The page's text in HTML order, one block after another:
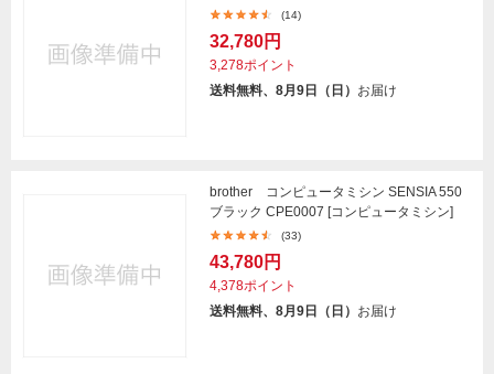
(14)
32,780円
3,278ポイント
送料無料、8月9日（日） お届け
brother コンピュータミシン SENSIA 550
ブラック CPE0007 [コンピュータミシン]
(33)
43,780円
4,378ポイント
送料無料、8月9日（日） お届け